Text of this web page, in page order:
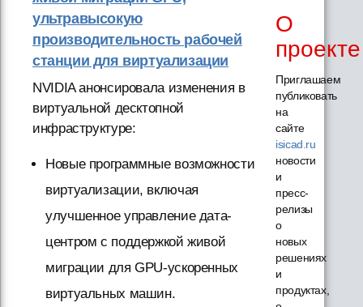
ультравысокую
производительность рабочей
станции для виртуализации
NVIDIA анонсировала изменения в
виртуальной десктопной
инфраструктуре:
Новые программные возможности
виртуализации, включая
улучшенное управление дата-
центром с поддержкой живой
миграции для GPU-ускоренных
виртуальных машин.
О
проекте
Приглашаем
публиковать
на
сайте
isicad.ru
новости
и
пресс-
релизы
о
новых
решениях
и
продуктах,